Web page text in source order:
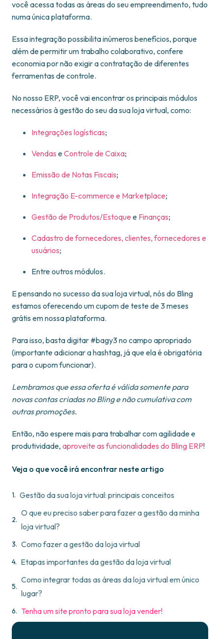
você acessa todas as áreas do seu empreendimento, tudo
numa única plataforma.
Essa integração possibilita inúmeros benefícios, porque
além de permitir um trabalho colaborativo, confere
economia por não exigir a contratação de diferentes
ferramentas de controle.
No nosso ERP, você vai encontrar os principais módulos
necessários à gestão do seu da sua loja virtual, como:
Integrações logísticas;
Vendas eControle de Caixa;
Emissão de Notas Fiscais;
Integração E-commerce e Marketplace;
Gestão de Produtos/Estoque e Finanças;
Cadastro de fornecedores, clientes, fornecedores e
usuários;
Entre outros módulos.
E pensando no sucesso da sua loja virtual, nós do Bling
estamos oferecendo um cupom de teste de 3 meses
grátis em nossa plataforma.
Para isso, basta digitar #bagy3 no campo apropriado
(importante adicionar a hashtag, já que ela é obrigatória
para o cupom funcionar).
Lembramos queessa oferta é válida somente para
novas contas criadas no Bling e não cumulativa com
outras promoções.
Então, não espere mais para trabalhar com agilidade e
produtividade, aproveite as funcionalidades do Bling ERP!
Veja o que você irá encontrar neste artigo
Gestão da sua loja virtual: principais conceitos
O que eu preciso saber para fazer a gestão da minha
loja virtual?
Como fazer a gestão da loja virtual
Etapas importantes da gestão da loja virtual
Como integrar todas as áreas da loja virtual em único
lugar?
Tenha um site pronto para sua loja vender!